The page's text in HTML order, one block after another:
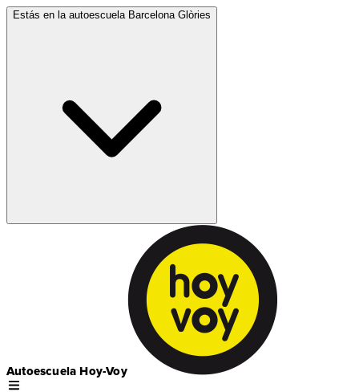
Estás en la autoescuela Barcelona Glòries
Autoescuela Hoy-Voy